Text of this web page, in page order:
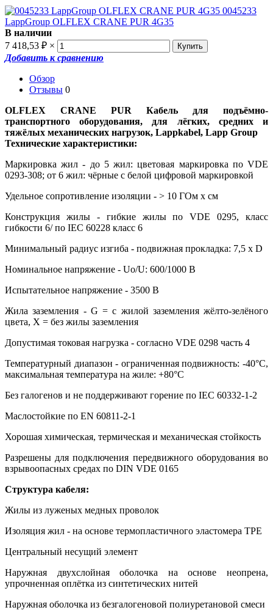
В наличии
7 418,53 ₽ ×
Добавить к сравнению
Обзор
Отзывы 0
OLFLEX CRANE PUR Кабель для подъёмно-
транспортного оборудования, для лёгких, средних и
тяжёлых механических нагрузок, Lappkabel, Lapp Group
Технические характеристики:
Маркировка жил - до 5 жил: цветовая маркировка по VDE
0293-308; от 6 жил: чёрные с белой цифровой маркировкой
Удельное сопротивление изоляции - > 10 ГОм х см
Конструкция жилы - гибкие жилы по VDE 0295, класс
гибкости 6/ по IEC 60228 класс 6
Минимальный радиус изгиба - подвижная прокладка: 7,5 х D
Номинальное напряжение - Uo/U: 600/1000 В
Испытательное напряжение - 3500 В
Жила заземления - G = с жилой заземления жёлто-зелёного
цвета, X = без жилы заземления
Допустимая токовая нагрузка - согласно VDE 0298 часть 4
Температурный диапазон - ограниченная подвижность: -40°С,
максимальная температура на жиле: +80°С
Без галогенов и не поддерживают горение по IEC 60332-1-2
Маслостойкие по EN 60811-2-1
Хорошая химическая, термическая и механическая стойкость
Разрешены для подключения передвижного оборудования во
взрывоопасных средах по DIN VDE 0165
Структура кабеля:
Жилы из луженых медных проволок
Изоляция жил - на основе термопластичного эластомера TPE
Центральный несущий элемент
Наружная двухслойная оболочка на основе неопрена,
упрочненная оплётка из синтетических нитей
Наружная оболочка из безгалогеновой полиуретановой смеси